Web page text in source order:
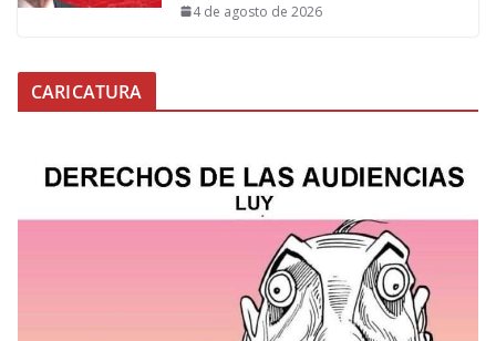
4 de agosto de 2026
CARICATURA